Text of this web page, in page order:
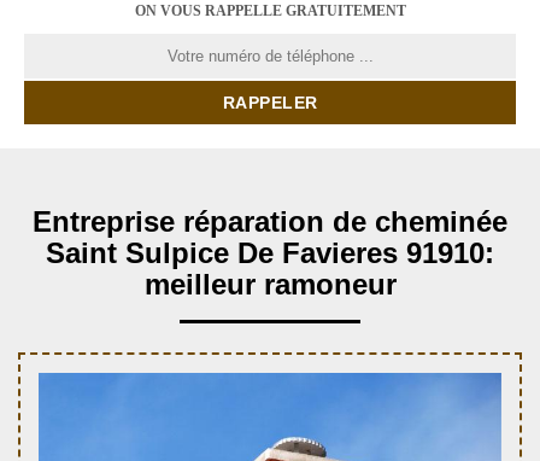
ON VOUS RAPPELLE GRATUITEMENT
Entreprise réparation de cheminée
Saint Sulpice De Favieres 91910:
meilleur ramoneur